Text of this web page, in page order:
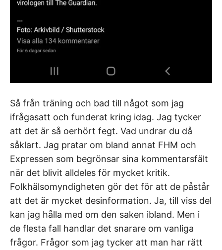
Så från träning och bad till något som jag
ifrågasatt och funderat kring idag. Jag tycker
att det är så oerhört fegt. Vad undrar du då
såklart. Jag pratar om bland annat FHM och
Expressen som begrönsar sina kommentarsfält
när det blivit alldeles för mycket kritik.
Folkhälsomyndigheten gör det för att de påstår
att det är mycket desinformation. Ja, till viss del
kan jag hålla med om den saken ibland. Men i
de flesta fall handlar det snarare om vanliga
frågor. Frågor som jag tycker att man har rätt